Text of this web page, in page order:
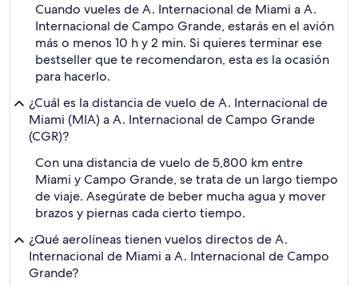
Cuando vueles de A. Internacional de Miami a A.
Internacional de Campo Grande, estarás en el avión
más o menos 10 h y 2 min. Si quieres terminar ese
bestseller que te recomendaron, esta es la ocasión
para hacerlo.
¿Cuál es la distancia de vuelo de A. Internacional de
Miami (MIA) a A. Internacional de Campo Grande
(CGR)?
Con una distancia de vuelo de 5,800 km entre
Miami y Campo Grande, se trata de un largo tiempo
de viaje. Asegúrate de beber mucha agua y mover
brazos y piernas cada cierto tiempo.
¿Qué aerolíneas tienen vuelos directos de A.
Internacional de Miami a A. Internacional de Campo
Grande?